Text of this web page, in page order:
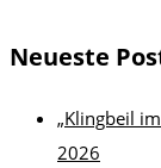
Neueste
„Klingbeil
2026